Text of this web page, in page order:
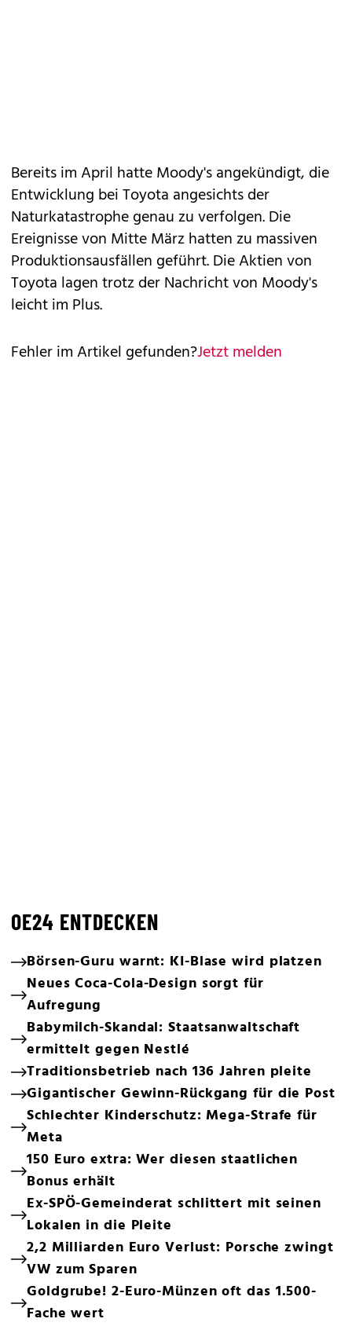
Bereits im April hatte Moody's angekündigt, die
Entwicklung bei Toyota angesichts der
Naturkatastrophe genau zu verfolgen. Die
Ereignisse von Mitte März hatten zu massiven
Produktionsausfällen geführt. Die Aktien von
Toyota lagen trotz der Nachricht von Moody's
leicht im Plus.
Fehler im Artikel gefunden?Jetzt melden
OE24 ENTDECKEN
Börsen-Guru warnt: KI-Blase wird platzen
Neues Coca-Cola-Design sorgt für
Aufregung
Babymilch-Skandal: Staatsanwaltschaft
ermittelt gegen Nestlé
Traditionsbetrieb nach 136 Jahren pleite
Gigantischer Gewinn-Rückgang für die Post
Schlechter Kinderschutz: Mega-Strafe für
Meta
150 Euro extra: Wer diesen staatlichen
Bonus erhält
Ex-SPÖ-Gemeinderat schlittert mit seinen
Lokalen in die Pleite
2,2 Milliarden Euro Verlust: Porsche zwingt
VW zum Sparen
Goldgrube! 2-Euro-Münzen oft das 1.500-
Fache wert